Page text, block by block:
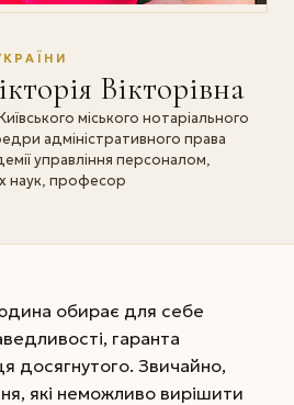
Вікторівна
міського нотаріального
адміністративного права
управління персоналом,
наук, професор
обирає для себе
гаранта
досягнутого. Звичайно,
які неможливо вирішити